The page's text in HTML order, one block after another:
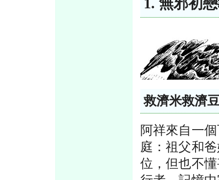
救濟米救濟
阿祥來自一
庭：祖父和
位，但也不